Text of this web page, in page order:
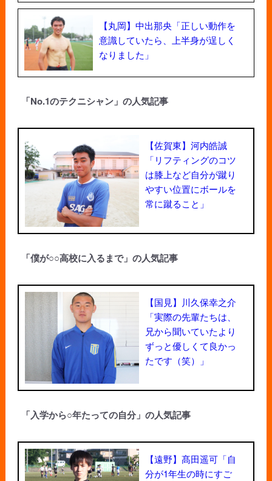
【丸岡】中出那央「正しい動作を
意識していたら、上半身が逞しく
なりました」
「No.1のテクニシャン」の人気記事
【佐賀東】河内皓誠
「リフティングのコツ
は膝上など自分が蹴り
やすい位置にボールを
常に蹴ること」
「僕が○○高校に入るまで」の人気記事
【国見】川久保幸之介
「実際の先輩たちは、
兄から聞いていたより
ずっと優しくて良かっ
たです（笑）」
「入学から○年たっての自分」の人気記事
【遠野】髙田遥可「自
分が1年生の時にすご